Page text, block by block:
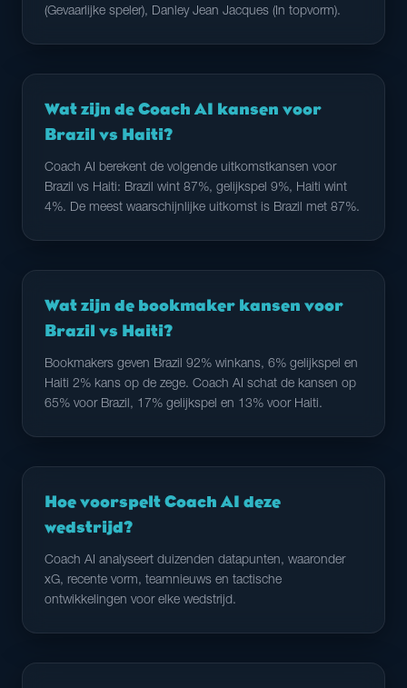
(Gevaarlijke speler), Danley Jean Jacques (In topvorm).
Wat zijn de Coach AI kansen voor
Brazil vs Haiti?
Coach AI berekent de volgende uitkomstkansen voor
Brazil vs Haiti: Brazil wint 87%, gelijkspel 9%, Haiti wint
4%. De meest waarschijnlijke uitkomst is Brazil met 87%.
Wat zijn de bookmaker kansen voor
Brazil vs Haiti?
Bookmakers geven Brazil 92% winkans, 6% gelijkspel en
Haiti 2% kans op de zege. Coach AI schat de kansen op
65% voor Brazil, 17% gelijkspel en 13% voor Haiti.
Hoe voorspelt Coach AI deze
wedstrijd?
Coach AI analyseert duizenden datapunten, waaronder
xG, recente vorm, teamnieuws en tactische
ontwikkelingen voor elke wedstrijd.